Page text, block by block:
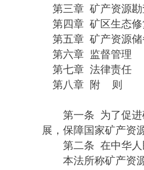
第三章 矿产资源勘
第四章 矿区生态修
第五章 矿产资源储
第六章 监督管理
第七章 法律责任
第八章 附 则
第一条 为了促进矿
展，保障国家矿产资
第二条 在中华人民
本法所称矿产资源